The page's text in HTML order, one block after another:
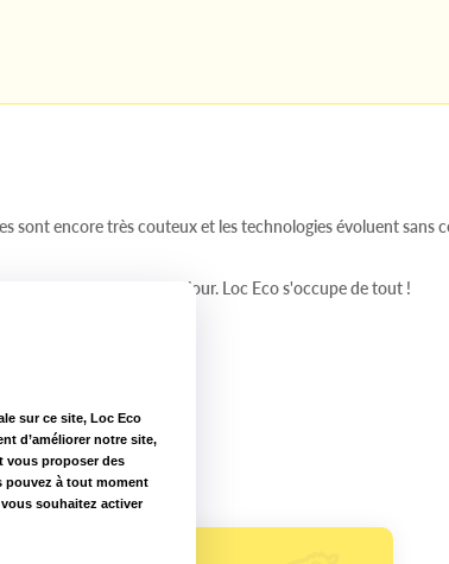
sont encore très couteux et les technologies évoluent sans
ou de sa mise à jour. Loc Eco s'occupe de tout !
par exemple.
sur ce site, Loc Eco
d’améliorer notre site,
vous proposer des
pouvez à tout moment
souhaitez activer